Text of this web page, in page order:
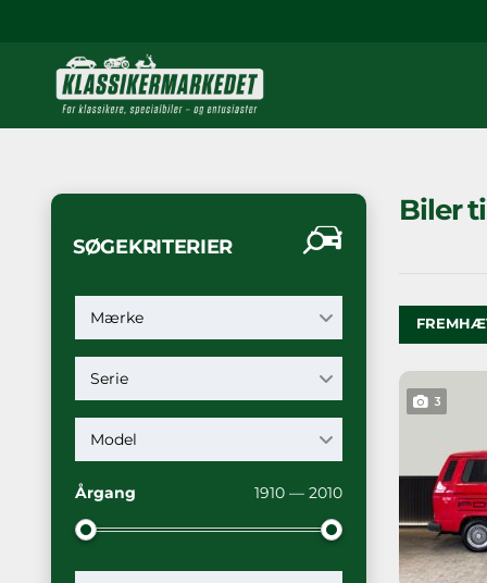
SØGEKRITERIER
Mærke
Serie
Model
Årgang 1910 — 2010
Biler
3